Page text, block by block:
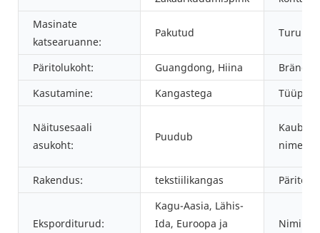
Masinate
katsearuanne:
Pakutud
Päritolukoht: Guangdong, Hiina
Brändi
Kasutamine:
Kangastega Tüüp:
Näitusesaali
asukoht:
Puudub
Kauba
nimetus:
Rakendus: tekstiilikangas
Eksporditurud:
Kagu-Aasia, Lähis-
Ida, Euroopa ja
Nimi: